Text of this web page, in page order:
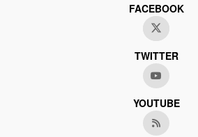
FACEBOOK
TWITTER
YOUTUBE